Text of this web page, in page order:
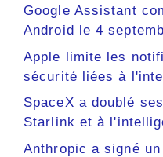
Google Assistant
Android le 4
Apple limite les
sécurité liées à
SpaceX a doublé
Starlink et à
Anthropic a signé